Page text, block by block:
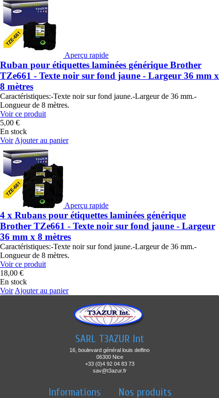
Aperçu rapide
Ruban pour étiquettes laminées générique Brother
TZe661 - Texte noir sur fond jaune - Largeur 36 mm x
8 mètres
Caractéristiques:-Texte noir sur fond jaune.-Largeur de 36 mm.-
Longueur de 8 mètres.
Voir ce produit
5,00 €
En stock
Voir Ajouter au panier
Aperçu rapide
4 x Rubans pour étiquettes laminées générique
Brother TZe661 - Texte noir sur fond jaune - Largeur
36 mm x 8 mètres
Caractéristiques:-Texte noir sur fond jaune.-Largeur de 36 mm.-
Longueur de 8 mètres.
Voir ce produit
18,00 €
En stock
Voir Ajouter au panier
SARL T3AZUR Int
16, boulevard général louis delfino
06300 Nice
+33 (0)4 92 04 83 73
sav@t3azur.fr
Informations Nos produits